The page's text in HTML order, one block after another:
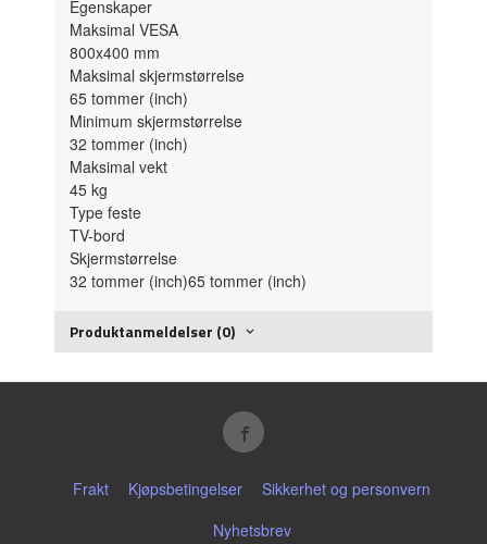
Egenskaper
Maksimal VESA
800x400 mm
Maksimal skjermstørrelse
65tommer (inch)
Minimum skjermstørrelse
32tommer (inch)
Maksimal vekt
45kg
Type feste
TV-bord
Skjermstørrelse
32tommer (inch)65tommer (inch)
Produktanmeldelser (0)
Frakt Kjøpsbetingelser
Sikkerhet og personvern
Nyhetsbrev